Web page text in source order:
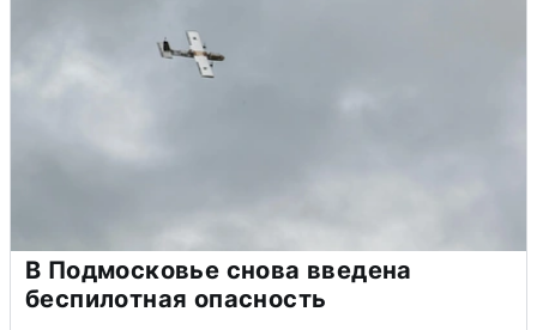
В Подмосковье снова введена
беспилотная опасность